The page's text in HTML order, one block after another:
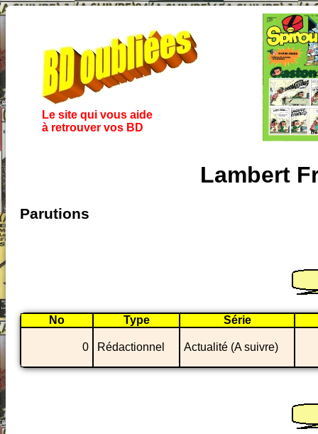
Le site qui vous aide
à retrouver vos BD
Lambert
Parutions
No Type Série
0 Rédactionnel Actualité (A suivre)